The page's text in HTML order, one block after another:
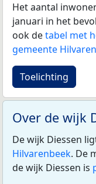
Het aantal
januari in het
ook detabel met
gemeente
Toelichting
Over de wijk
De wijk Diessen
Hilvarenbeek. De
de wijk Diessen is